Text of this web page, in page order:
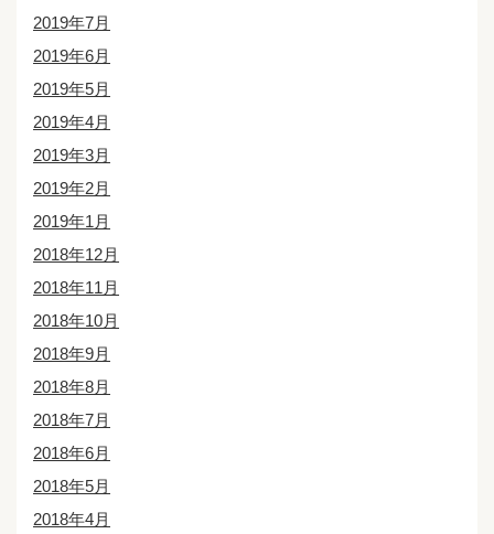
2019年7月
2019年6月
2019年5月
2019年4月
2019年3月
2019年2月
2019年1月
2018年12月
2018年11月
2018年10月
2018年9月
2018年8月
2018年7月
2018年6月
2018年5月
2018年4月